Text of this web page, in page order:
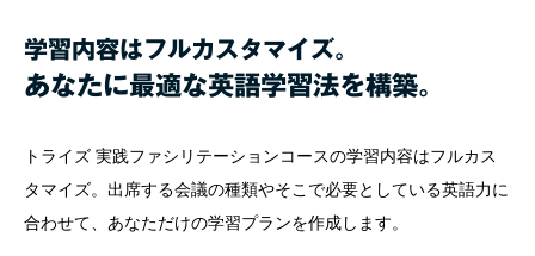
学習内容はフルカスタマイズ。
あなたに最適な英語学習法を構築。
トライズ 実践ファシリテーションコースの学習内容はフルカス
タマイズ。出席する会議の種類やそこで必要としている英語力に
合わせて、あなただけの学習プランを作成します。